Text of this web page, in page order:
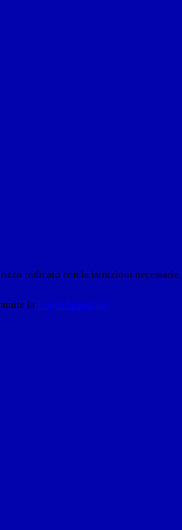
indicato con le istruzioni necessarie.
la Login Spaggiari